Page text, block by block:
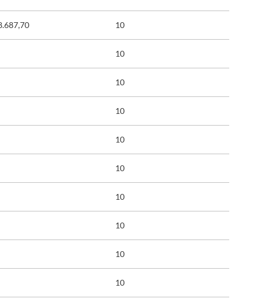
10
10
10
10
10
10
10
10
10
10